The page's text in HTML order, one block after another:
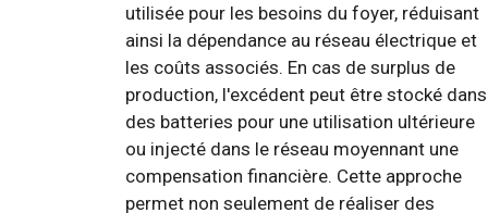
utilisée pour les besoins du foyer, réduisant
ainsi la dépendance au réseau électrique et
les coûts associés. En cas de surplus de
production, l'excédent peut être stocké dans
des batteries pour une utilisation ultérieure
ou injecté dans le réseau moyennant une
compensation financière. Cette approche
permet non seulement de réaliser des